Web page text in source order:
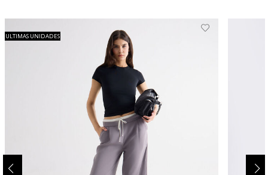
ULTIMAS UNIDADES